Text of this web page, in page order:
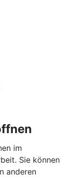
im
Sie können
anderen